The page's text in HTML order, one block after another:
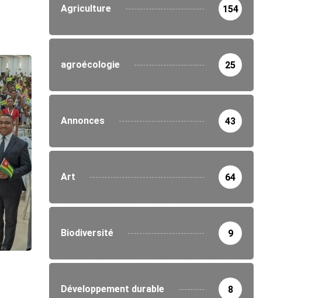
Agriculture 154
agroécologie 25
Annonces 43
Art 64
Biodiversité 9
Développement durable 8